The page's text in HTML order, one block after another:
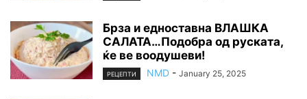
Брза и едноставна ВЛАШКА
САЛАТА…Подобра од руската,
ќе ве воодушеви!
РЕЦЕПТИ NMD - January 25, 2025